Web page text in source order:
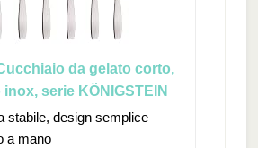
da gelato corto,
serie KÖNIGSTEIN
stabile, design semplice
a mano